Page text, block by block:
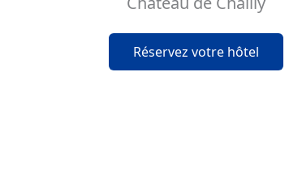
Réservez votre hôtel